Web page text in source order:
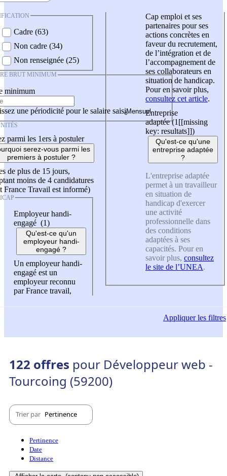
Cadre (63)
Non cadre (34)
Non renseignée (25)
BRUT MINIMUM
minimum
une périodicité pour le salaire saisi
parmi les 1ers à postuler
serez-vous parmi les
premiers à postuler ?
de plus de 15 jours,
moins de 4 candidatures
France Travail est informé)
Employeur handi-
engagé (1)
Qu'est-ce qu'un
employeur handi-
engagé ?
Un employeur handi-
engagé est un
employeur reconnu
par France travail,
Cap emploi et ses
partenaires pour ses
actions concrètes en
faveur du recrutement,
de l’intégration et de
l’accompagnement de
ses collaborateurs en
situation de handicap.
Pour en savoir plus,
consultez cet article.
Entreprise
adaptée (1 [[missing
key: resultats]])
Qu'est-ce qu'une
entreprise adaptée
?
L'entreprise adaptée
permet à un travailleur
en situation de
handicap d'exercer
une activité
professionnelle dans
des conditions
adaptées à ses
capacités. Pour en
savoir plus, consultez
le site de l’UNEA.
Appliquerles filtres
122 offres pour Développeur web -
Tourcoing (59200)
Trier par Pertinence
Pertinence
Date
Distance